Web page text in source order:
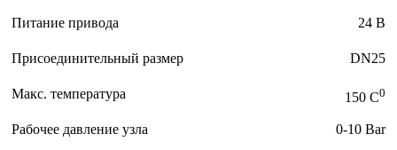
Питание привода 24 В
Присоединительный размер DN25
Макс. температура 150 C0
Рабочее давление узла 0-10 Bar